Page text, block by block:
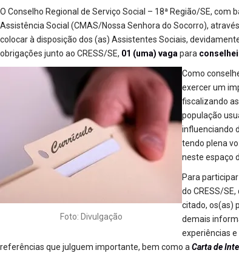
O Conselho Regional de Serviço Social – 18ª Região/SE,
Assistência Social (CMAS/Nossa Senhora do Socorro),
colocar à disposição dos (as) Assistentes Sociais,
obrigações junto ao CRESS/SE, 01 (uma) vaga para
Foto: Divulgação
Como
exercer um
fiscalizando
população
influenciando
tendo plena
neste espaço
Para
do CRESS/
citado, os(as)
demais
experiências
referências que julguem importante, bem como a Carta de